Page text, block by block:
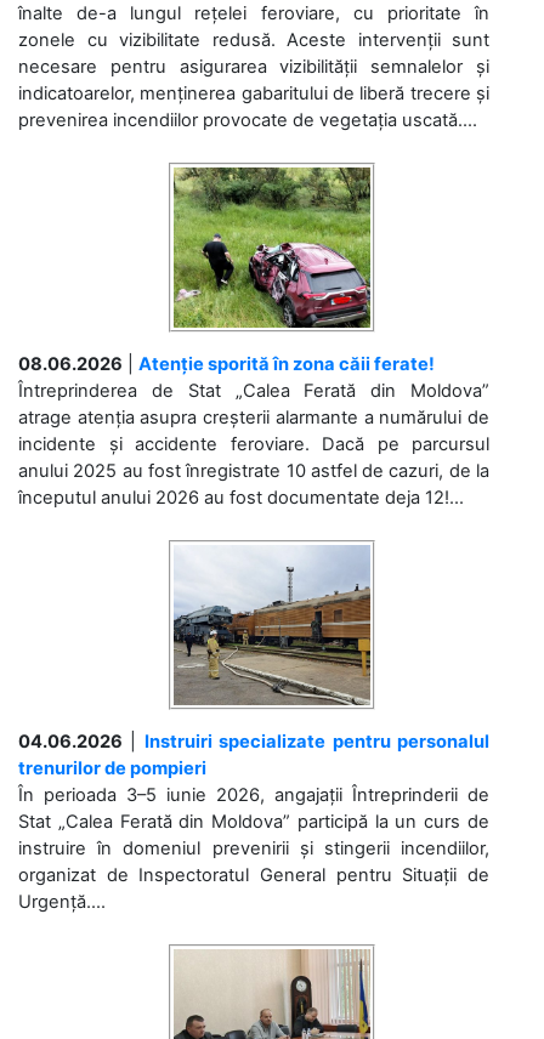
înalte de-a lungul rețelei feroviare, cu prioritate în
zonele cu vizibilitate redusă. Aceste intervenții sunt
necesare pentru asigurarea vizibilității semnalelor și
indicatoarelor, menținerea gabaritului de liberă trecere și
prevenirea incendiilor provocate de vegetația uscată....
08.06.2026
Atenție sporită în zona căii ferate!
Întreprinderea de Stat „Calea Ferată din Moldova”
atrage atenția asupra creșterii alarmante a numărului de
incidente și accidente feroviare. Dacă pe parcursul
anului 2025 au fost înregistrate 10 astfel de cazuri, de la
începutul anului 2026 au fost documentate deja 12!...
04.06.2026
Instruiri specializate pentru personalul
trenurilor de pompieri
În perioada 3–5 iunie 2026, angajații Întreprinderii de
Stat „Calea Ferată din Moldova” participă la un curs de
instruire în domeniul prevenirii și stingerii incendiilor,
organizat de Inspectoratul General pentru Situații de
Urgență....